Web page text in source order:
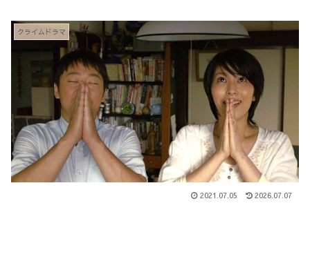
クライムドラマ
2021.07.05 2026.07.07